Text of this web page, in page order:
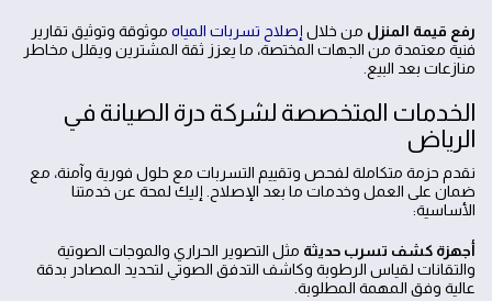
رفع قيمة المنزل من خلال إصلاح تسربات المياه موثوقة وتوثيق تقارير
فنية معتمدة من الجهات المختصة، ما يعزز ثقة المشترين ويقلل مخاطر
منازعات بعد البيع.
الخدمات المتخصصة لشركة درة الصيانة في
الرياض
نقدم حزمة متكاملة لفحص وتقييم التسربات مع حلول فورية وآمنة، مع
ضمان على العمل وخدمات ما بعد الإصلاح. إليك لمحة عن خدمتنا
الأساسية:
أجهزة كشف تسرب حديثة مثل التصوير الحراري والموجات الصوتية
والتقانات لقياس الرطوبة وكاشف التدفق الصوتي لتحديد المصادر بدقة
عالية وفق المهمة المطلوبة.